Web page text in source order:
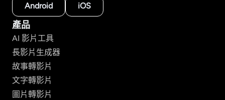
Android
iOS
產品
AI 影片工具
長影片生成器
故事轉影片
文字轉影片
圖片轉影片